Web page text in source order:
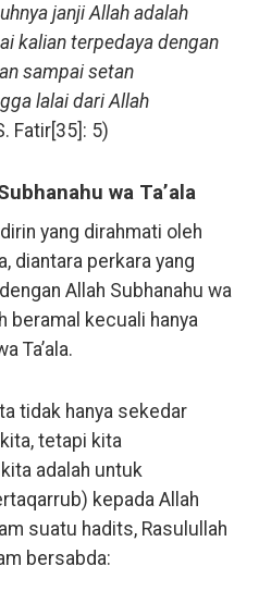
janji Allah adalah
kalian terpedaya dengan
sampai setan
lalai dari Allah
Fatir[35]: 5)
wa Ta’ala
yang dirahmati oleh
diantara perkara yang
Allah Subhanahu wa
beramal kecuali hanya
Ta’ala.
tidak hanya sekedar
tetapi kita
adalah untuk
kepada Allah
suatu hadits, Rasulullah
bersabda: